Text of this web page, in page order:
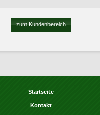
zum Kundenbereich
Startseite
Kontakt